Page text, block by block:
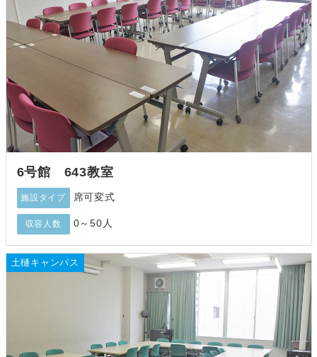
6号館 643教室
施設タイプ 席可変式
収容人数 0～50人
土樋キャンパス